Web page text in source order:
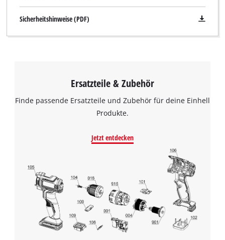
Sicherheitshinweise (PDF)
Ersatzteile & Zubehör
Finde passende Ersatzteile und Zubehör für deine Einhell
Produkte.
Jetzt entdecken